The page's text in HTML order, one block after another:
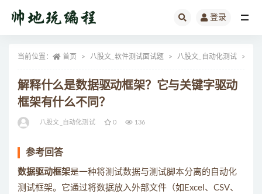
登录
当前位置： 首页 八股文_软件测试面试题 八股文_自动化测试
解释什么是数据驱动框架？它与关键字驱动
框架有什么不同？
八股文_自动化测试 0 136
参考回答
数据驱动框架是一种将测试数据与测试脚本分离的自动化
测试框架。它通过将数据放入外部文件（如Excel、CSV、